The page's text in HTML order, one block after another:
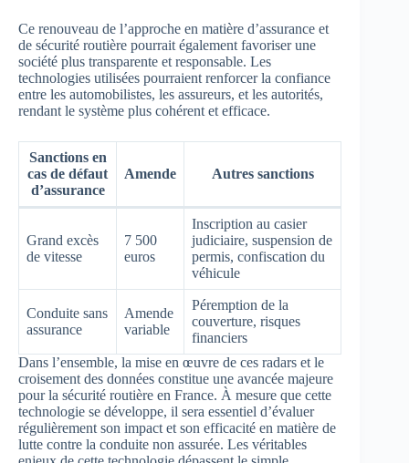
Ce renouveau de l’approche en matière d’assurance et
de sécurité routière pourrait également favoriser une
société plus transparente et responsable. Les
technologies utilisées pourraient renforcer la confiance
entre les automobilistes, les assureurs, et les autorités,
rendant le système plus cohérent et efficace.
Sanctions en
cas de défaut
d’assurance
Amende Autres sanctions
Grand excès
de vitesse
7 500
euros
Inscription au casier
judiciaire, suspension de
permis, confiscation du
véhicule
Conduite sans
assurance
Amende
variable
Péremption de la
couverture, risques
financiers
Dans l’ensemble, la mise en œuvre de ces radars et le
croisement des données constitue une avancée majeure
pour la sécurité routière en France. À mesure que cette
technologie se développe, il sera essentiel d’évaluer
régulièrement son impact et son efficacité en matière de
lutte contre la conduite non assurée. Les véritables